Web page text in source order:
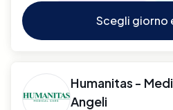
Scegli giorno
Humanitas -
Angeli